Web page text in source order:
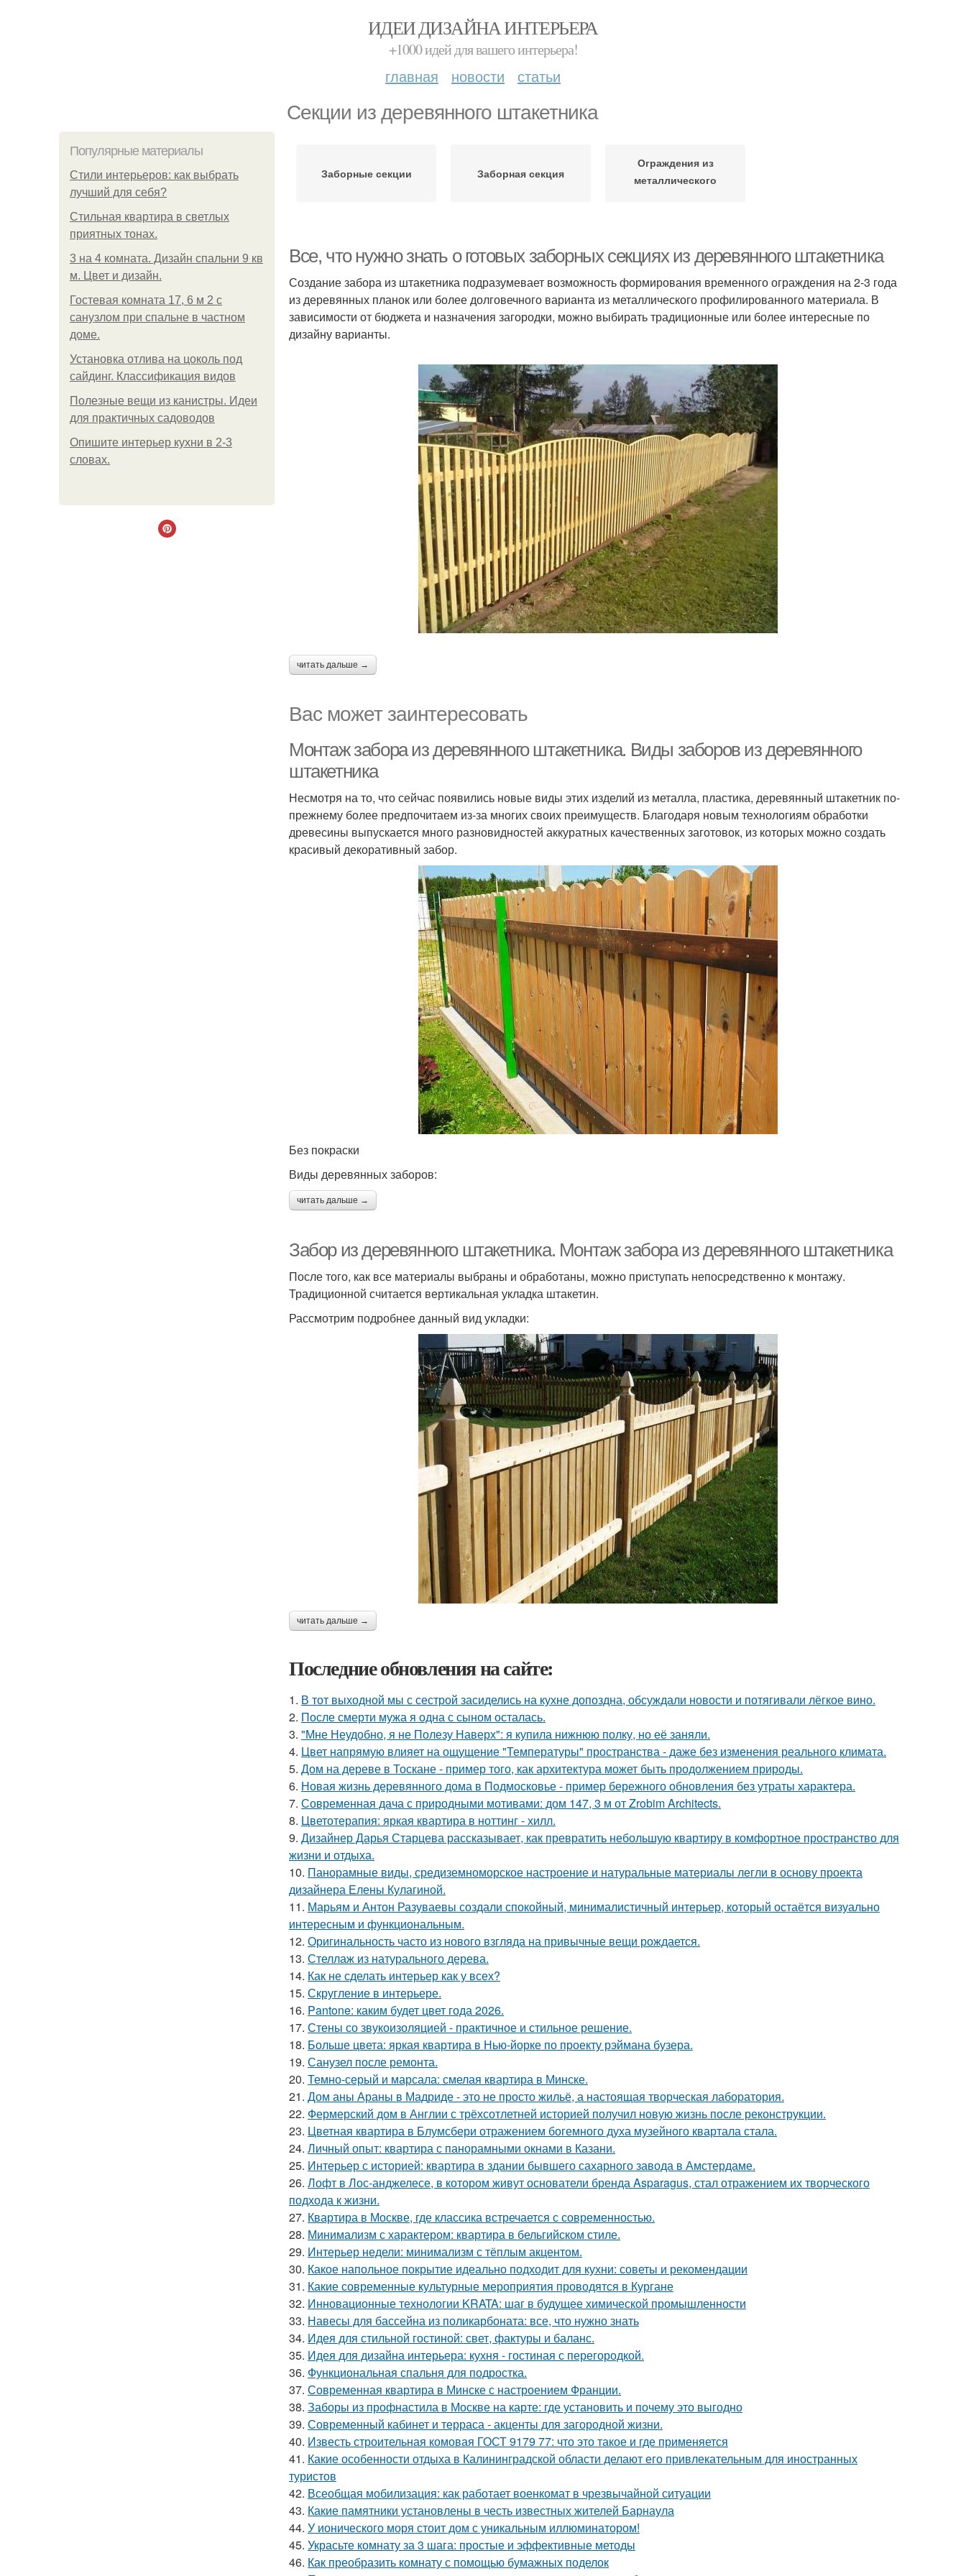
ИДЕИ ДИЗАЙНА ИНТЕРЬЕРА
+1000 идей для вашего интерьера!
главная новости статьи
Секции из деревянного штакетника
Популярные материалы
Стили интерьеров: как выбрать
лучший для себя?
Стильная квартира в светлых
приятных тонах.
3 на 4 комната. Дизайн спальни 9 кв
м. Цвет и дизайн.
Гостевая комната 17, 6 м 2 с
санузлом при спальне в частном
доме.
Установка отлива на цоколь под
сайдинг. Классификация видов
Полезные вещи из канистры. Идеи
для практичных садоводов
Опишите интерьер кухни в 2-3
словах.
Заборные секции Заборная секция
Ограждения из
металлического
Все, что нужно знать о готовых заборных секциях из деревянного штакетника
Создание забора из штакетника подразумевает возможность формирования временного ограждения на 2-3 года
из деревянных планок или более долговечного варианта из металлического профилированного материала. В
зависимости от бюджета и назначения загородки, можно выбирать традиционные или более интересные по
дизайну варианты.
читать дальше →
Вас может заинтересовать
Монтаж забора из деревянного штакетника. Виды заборов из деревянного
штакетника
Несмотря на то, что сейчас появились новые виды этих изделий из металла, пластика, деревянный штакетник по-
прежнему более предпочитаем из-за многих своих преимуществ. Благодаря новым технологиям обработки
древесины выпускается много разновидностей аккуратных качественных заготовок, из которых можно создать
красивый декоративный забор.
Без покраски
Виды деревянных заборов:
читать дальше →
Забор из деревянного штакетника. Монтаж забора из деревянного штакетника
После того, как все материалы выбраны и обработаны, можно приступать непосредственно к монтажу.
Традиционной считается вертикальная укладка штакетин.
Рассмотрим подробнее данный вид укладки:
читать дальше →
Последние обновления на сайте:
1. В тот выходной мы с сестрой засиделись на кухне допоздна, обсуждали новости и потягивали лёгкое вино.
2. После смерти мужа я одна с сыном осталась.
3. "Мне Неудобно, я не Полезу Наверх": я купила нижнюю полку, но её заняли.
4. Цвет напрямую влияет на ощущение "Температуры" пространства - даже без изменения реального климата.
5. Дом на дереве в Тоскане - пример того, как архитектура может быть продолжением природы.
6. Новая жизнь деревянного дома в Подмосковье - пример бережного обновления без утраты характера.
7. Современная дача с природными мотивами: дом 147, 3 м от Zrobim Architects.
8. Цветотерапия: яркая квартира в ноттинг - хилл.
9. Дизайнер Дарья Старцева рассказывает, как превратить небольшую квартиру в комфортное пространство для
жизни и отдыха.
10. Панорамные виды, средиземноморское настроение и натуральные материалы легли в основу проекта
дизайнера Елены Кулагиной.
11. Марьям и Антон Разуваевы создали спокойный, минималистичный интерьер, который остаётся визуально
интересным и функциональным.
12. Оригинальность часто из нового взгляда на привычные вещи рождается.
13. Стеллаж из натурального дерева.
14. Как не сделать интерьер как у всех?
15. Скругление в интерьере.
16. Pantone: каким будет цвет года 2026.
17. Стены со звукоизоляцией - практичное и стильное решение.
18. Больше цвета: яркая квартира в Нью-йорке по проекту рэймана бузера.
19. Санузел после ремонта.
20. Темно-серый и марсала: смелая квартира в Минске.
21. Дом аны Араны в Мадриде - это не просто жильё, а настоящая творческая лаборатория.
22. Фермерский дом в Англии с трёхсотлетней историей получил новую жизнь после реконструкции.
23. Цветная квартира в Блумсбери отражением богемного духа музейного квартала стала.
24. Личный опыт: квартира с панорамными окнами в Казани.
25. Интерьер с историей: квартира в здании бывшего сахарного завода в Амстердаме.
26. Лофт в Лос-анджелесе, в котором живут основатели бренда Asparagus, стал отражением их творческого
подхода к жизни.
27. Квартира в Москве, где классика встречается с современностью.
28. Минимализм с характером: квартира в бельгийском стиле.
29. Интерьер недели: минимализм с тёплым акцентом.
30. Какое напольное покрытие идеально подходит для кухни: советы и рекомендации
31. Какие современные культурные мероприятия проводятся в Кургане
32. Инновационные технологии KRATA: шаг в будущее химической промышленности
33. Навесы для бассейна из поликарбоната: все, что нужно знать
34. Идея для стильной гостиной: свет, фактуры и баланс.
35. Идея для дизайна интерьера: кухня - гостиная с перегородкой.
36. Функциональная спальня для подростка.
37. Современная квартира в Минске с настроением Франции.
38. Заборы из профнастила в Москве на карте: где установить и почему это выгодно
39. Современный кабинет и терраса - акценты для загородной жизни.
40. Известь строительная комовая ГОСТ 9179 77: что это такое и где применяется
41. Какие особенности отдыха в Калининградской области делают его привлекательным для иностранных
туристов
42. Всеобщая мобилизация: как работает военкомат в чрезвычайной ситуации
43. Какие памятники установлены в честь известных жителей Барнаула
44. У ионического моря стоит дом с уникальным иллюминатором!
45. Украсьте комнату за 3 шага: простые и эффективные методы
46. Как преобразить комнату с помощью бумажных поделок